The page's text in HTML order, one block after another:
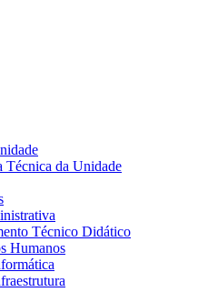
Técnica da Unidade
Técnico Didático
Humanos